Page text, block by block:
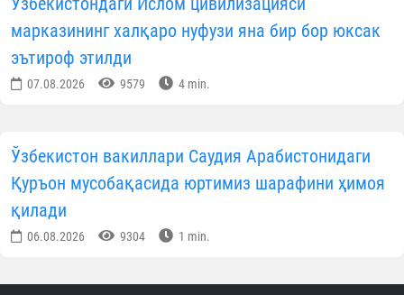
марказининг халқаро нуфузи яна бир бор юксак
эътироф этилди
07.08.2026 9579 4 min.
Ўзбекистон вакиллари Саудия Арабистонидаги
Қуръон мусобақасида юртимиз шарафини ҳимоя
қилади
06.08.2026 9304 1 min.